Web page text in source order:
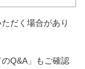
だく場合があり
Q&A」もご確認